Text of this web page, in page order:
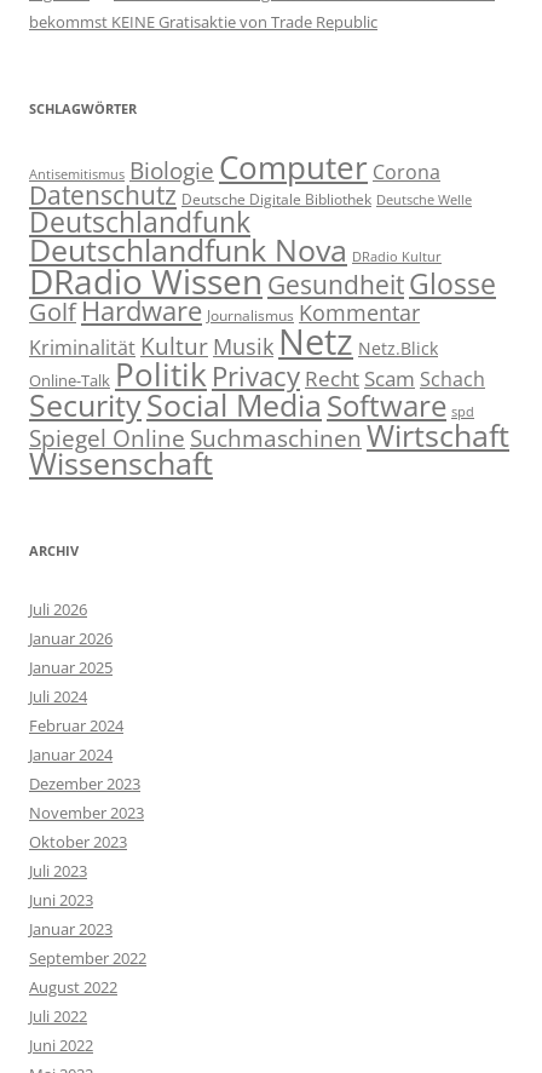
bekommst KEINE Gratisaktie von Trade Republic
SCHLAGWÖRTER
Antisemitismus Biologie Computer Corona
Datenschutz Deutsche Digitale Bibliothek Deutsche Welle
Deutschlandfunk
Deutschlandfunk Nova DRadio Kultur
DRadio WissenGesundheitGlosse
GolfHardware Journalismus Kommentar
Kriminalität Kultur Musik Netz Netz.Blick
Online-Talk Politik Privacy Recht Scam Schach
SecuritySocial Media Software spd
Spiegel Online Suchmaschinen Wirtschaft
Wissenschaft
ARCHIV
Juli 2026
Januar 2026
Januar 2025
Juli 2024
Februar 2024
Januar 2024
Dezember 2023
November 2023
Oktober 2023
Juli 2023
Juni 2023
Januar 2023
September 2022
August 2022
Juli 2022
Juni 2022